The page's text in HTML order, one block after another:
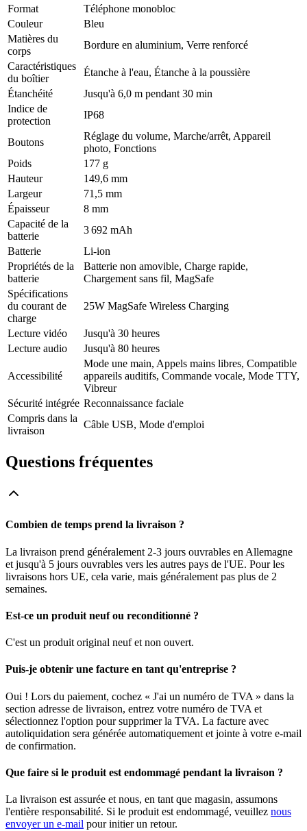
Format
Téléphone monobloc
Couleur
Bleu
Matières du
corps
Bordure en aluminium, Verre renforcé
Caractéristiques
du boîtier
Étanche à l'eau, Étanche à la poussière
Étanchéité
Jusqu'à 6,0 m pendant 30 min
Indice de
protection
IP68
Boutons
Réglage du volume, Marche/arrêt, Appareil
photo, Fonctions
Poids
177 g
Hauteur
149,6 mm
Largeur
71,5 mm
Épaisseur
8 mm
Capacité de la
batterie
3 692 mAh
Batterie
Li-ion
Propriétés de la
batterie
Batterie non amovible, Charge rapide,
Chargement sans fil, MagSafe
Spécifications
du courant de
charge
25W MagSafe Wireless Charging
Lecture vidéo
Jusqu'à 30 heures
Lecture audio
Jusqu'à 80 heures
Accessibilité
Mode une main, Appels mains libres, Compatible
appareils auditifs, Commande vocale, Mode TTY,
Vibreur
Sécurité intégrée Reconnaissance faciale
Compris dans la
livraison
Câble USB, Mode d'emploi
Questions fréquentes
Combien de temps prend la livraison ?
La livraison prend généralement 2-3 jours ouvrables en Allemagne
et jusqu'à 5 jours ouvrables vers les autres pays de l'UE. Pour les
livraisons hors UE, cela varie, mais généralement pas plus de 2
semaines.
Est-ce un produit neuf ou reconditionné ?
C'est un produit original neuf et non ouvert.
Puis-je obtenir une facture en tant qu'entreprise ?
Oui ! Lors du paiement, cochez « J'ai un numéro de TVA » dans la
section adresse de livraison, entrez votre numéro de TVA et
sélectionnez l'option pour supprimer la TVA. La facture avec
autoliquidation sera générée automatiquement et jointe à votre e-mail
de confirmation.
Que faire si le produit est endommagé pendant la livraison ?
La livraison est assurée et nous, en tant que magasin, assumons
l'entière responsabilité. Si le produit est endommagé, veuillez nous
envoyer un e-mail pour initier un retour.